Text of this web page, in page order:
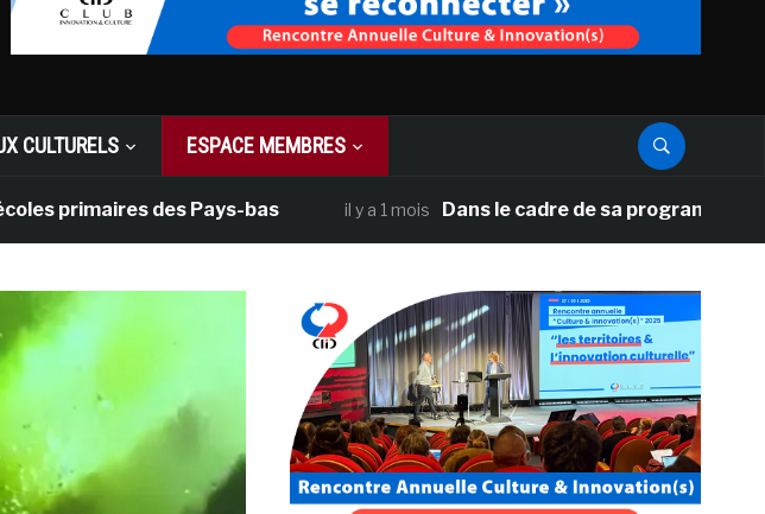
CULTURELS ESPACE MEMBRES
des Pays-bas il y a 1 mois Dans le cadre de sa programmation